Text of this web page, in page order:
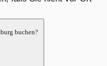
buchen?